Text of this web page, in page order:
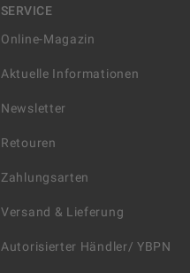
SERVICE
Online-Magazin
Aktuelle Informationen
Newsletter
Retouren
Zahlungsarten
Versand & Lieferung
Autorisierter Händler/ YBPN